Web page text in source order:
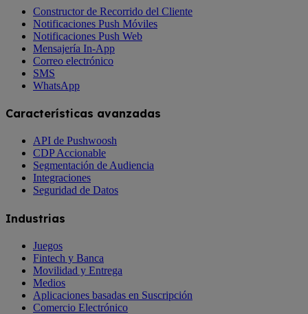
Constructor de Recorrido del Cliente
Notificaciones Push Móviles
Notificaciones Push Web
Mensajería In-App
Correo electrónico
SMS
WhatsApp
Características avanzadas
API de Pushwoosh
CDP Accionable
Segmentación de Audiencia
Integraciones
Seguridad de Datos
Industrias
Juegos
Fintech y Banca
Movilidad y Entrega
Medios
Aplicaciones basadas en Suscripción
Comercio Electrónico